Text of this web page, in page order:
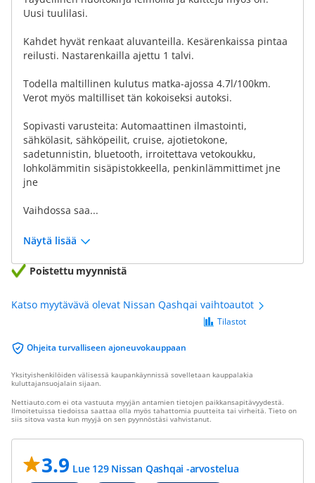
Uusi tuulilasi.
Kahdet hyvät renkaat aluvanteilla. Kesärenkaissa pintaa
reilusti. Nastarenkailla ajettu 1 talvi.
Todella maltillinen kulutus matka-ajossa 4.7l/100km.
Verot myös maltilliset tän kokoiseksi autoksi.
Sopivasti varusteita: Automaattinen ilmastointi,
sähkölasit, sähköpeilit, cruise, ajotietokone,
sadetunnistin, bluetooth, irroitettava vetokoukku,
lohkolämmitin sisäpistokkeella, penkinlämmittimet jne
jne
Vaihdossa saa...
Näytä lisää
Poistettu myynnistä
Katso myytävävä olevat Nissan Qashqai vaihtoautot
Ohjeita turvalliseen ajoneuvokauppaan
Tilastot
Yksityishenkilöiden välisessä kaupankäynnissä sovelletaan kauppalakia
kuluttajansuojalain sijaan.
Nettiauto.com ei ota vastuuta myyjän antamien tietojen paikkansapitävyydestä.
Ilmoitetuissa tiedoissa saattaa olla myös tahattomia puutteita tai virheitä. Tieto on
siis sitova vasta kun myyjä on sen pyynnöstäsi vahvistanut.
3.9 Lue 129 Nissan Qashqai -arvostelua